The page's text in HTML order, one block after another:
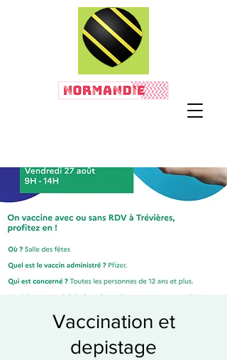
Vaccination et
depistage